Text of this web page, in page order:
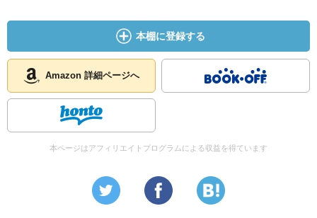
本棚に登録する
Amazon 詳細ページへ
本ページはアフィリエイトプログラムによる収益を得ています